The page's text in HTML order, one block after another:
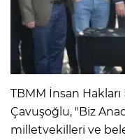
TBMM İnsan
Çavuşoğlu, "Biz
milletvekilleri ve